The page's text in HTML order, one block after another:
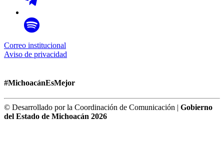
Correo institucional
Aviso de privacidad
#MichoacánEsMejor
© Desarrollado por la Coordinación de Comunicación | Gobierno
del Estado de Michoacán 2026